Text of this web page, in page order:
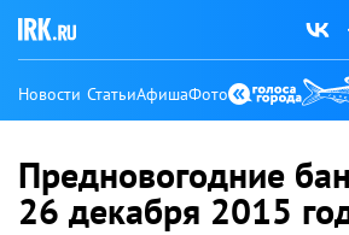
Новости СтатьиАфишаФото
Предновогодние
26 декабря 2015